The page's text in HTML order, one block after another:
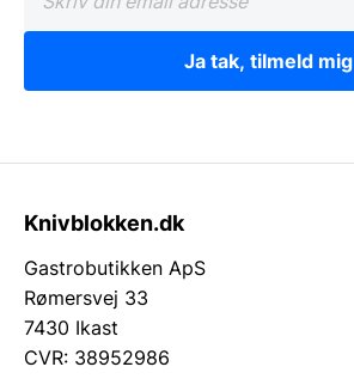
Ja tak, tilmeld mig
Knivblokken.dk
Gastrobutikken ApS
Rømersvej 33
7430 Ikast
CVR: 38952986